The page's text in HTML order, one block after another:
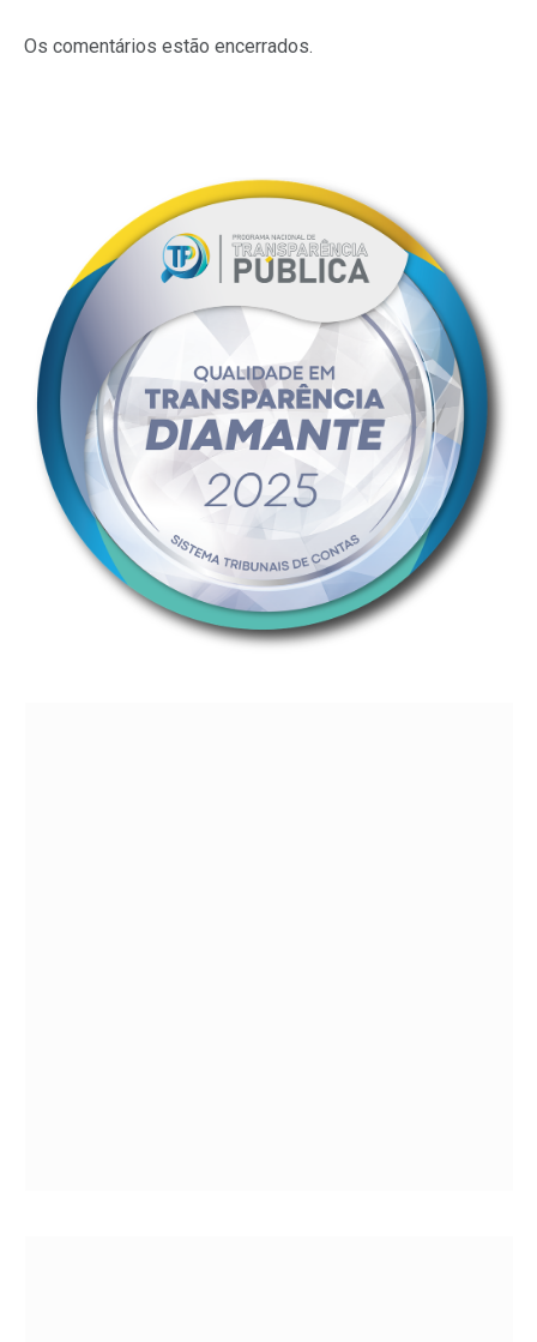
Os comentários estão encerrados.